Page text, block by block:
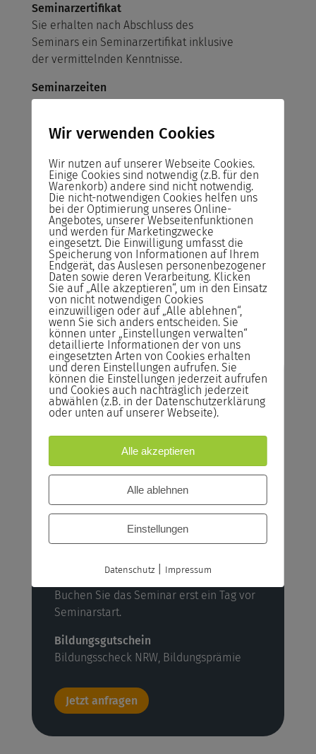
Seminarzertifikat
Sie erhalten nach Abschluss des
Seminars ein Seminarzertifikat inklusive
der vermittelnden Kenntnisse.
Seminarzeiten
Montag bis Freitag von 8:00 Uhr bis 17:00
Biplus ACADEMY
Godesberger Allee 125–127
53175 Bonn
oder als Online- sowie Inhouse-Seminar
Seminarräume
Alle Seminarräume sind freundlich und
hell ausgestattet mit einer
hochwertigen Infrastruktur.
Risikofreies Buchen
unserer Seminare
Abrechnung
Sie zahlen das Seminar erst nach der
Durchführung und nicht im Voraus!
Sie können kostenlos bis zum Vortrag des
Seminars von der Buchung zurücktreten.
Reservieren statt Buchen!
Reservieren Sie Ihren Seminarplatz –
Buchen Sie das Seminar erst ein Tag vor
Seminarstart.
Bildungsgutschein
Bildungsscheck NRW, Bildungsprämie
Jetzt anfragen
Wir verwenden Cookies
Wir nutzen auf unserer Webseite Cookies.
Einige Cookies sind notwendig (z.B. für den
Warenkorb) andere sind nicht notwendig.
Die nicht-notwendigen Cookies helfen uns
bei der Optimierung unseres Online-
Angebotes, unserer Webseitenfunktionen
und werden für Marketingzwecke
eingesetzt. Die Einwilligung umfasst die
Speicherung von Informationen auf Ihrem
Endgerät, das Auslesen personenbezogener
Daten sowie deren Verarbeitung. Klicken
Sie auf „Alle akzeptieren“, um in den Einsatz
von nicht notwendigen Cookies
einzuwilligen oder auf „Alle ablehnen“,
wenn Sie sich anders entscheiden. Sie
können unter „Einstellungen verwalten“
detaillierte Informationen der von uns
eingesetzten Arten von Cookies erhalten
und deren Einstellungen aufrufen. Sie
können die Einstellungen jederzeit aufrufen
und Cookies auch nachträglich jederzeit
abwählen (z.B. in der Datenschutzerklärung
oder unten auf unserer Webseite).
Alle akzeptieren
Alle ablehnen
Einstellungen
Datenschutz| Impressum